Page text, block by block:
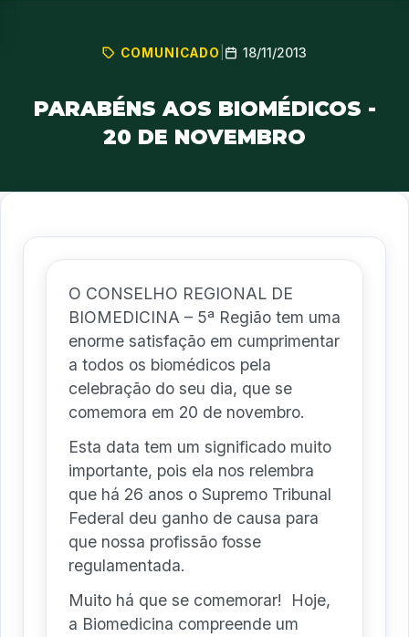
COMUNICADO 18/11/2013
PARABÉNS AOS BIOMÉDICOS -
20 DE NOVEMBRO
O CONSELHO REGIONAL DE
BIOMEDICINA – 5ª Região tem uma
enorme satisfação em cumprimentar
a todos os biomédicos pela
celebração do seu dia, que se
comemora em 20 de novembro.
Esta data tem um significado muito
importante, pois ela nos relembra
que há 26 anos o Supremo Tribunal
Federal deu ganho de causa para
que nossa profissão fosse
regulamentada.
Muito há que se comemorar! Hoje,
a Biomedicina compreende um